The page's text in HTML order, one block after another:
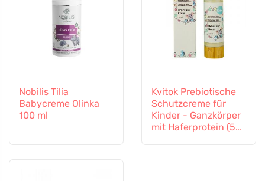
Nobilis Tilia
Babycreme Olinka
100 ml
Kvitok Prebiotische
Schutzcreme für
Kinder - Ganzkörper
mit Haferprotein (50